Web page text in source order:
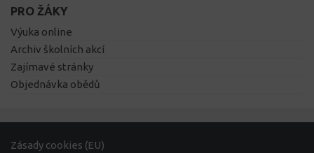
PRO ŽÁKY
Výuka online
Archiv školních akcí
Zajímavé stránky
Objednávka obědů
Zásady cookies (EU)